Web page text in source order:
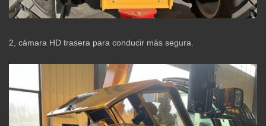
2, cámara HD trasera para conducir más segura.